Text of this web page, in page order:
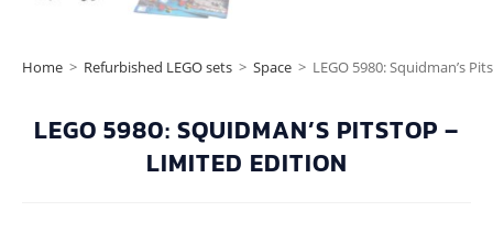
Home > Refurbished LEGO sets > Space > LEGO 5980: Squidman’s
LEGO 5980: SQUIDMAN’S PITSTOP –
LIMITED EDITION